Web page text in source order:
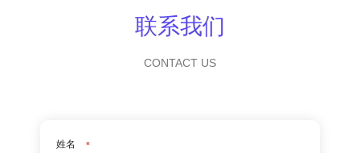
联系我们
CONTACT US
姓名 *